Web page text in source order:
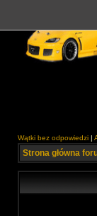
Wątki bez odpowiedzi |
Strona główna